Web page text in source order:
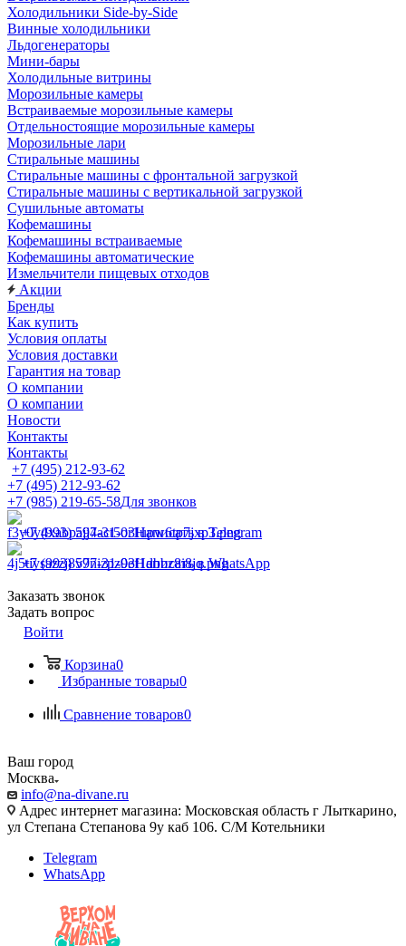
Холодильники Side-by-Side
Винные холодильники
Льдогенераторы
Мини-бары
Холодильные витрины
Морозильные камеры
Встраиваемые морозильные камеры
Отдельностоящие морозильные камеры
Морозильные лари
Стиральные машины
Стиральные машины с фронтальной загрузкой
Стиральные машины с вертикальной загрузкой
Сушильные автоматы
Кофемашины
Кофемашины встраиваемые
Кофемашины автоматические
Измельчители пищевых отходов
Акции
Бренды
Как купить
Условия оплаты
Условия доставки
Гарантия на товар
О компании
О компании
Новости
Контакты
Контакты
+7 (495) 212-93-62
+7 (495) 212-93-62
+7 (985) 219-65-58Для звонков
+7 (993) 597-31-03Написать в Telegram
+7 (993) 597-31-03Написать в WhatsApp
Заказать звонок
Задать вопрос
Войти
Корзина0
Избранные товары0
Сравнение товаров0
Ваш город
Москва
info@na-divane.ru
Адрес интернет магазина: Московская область г Лыткарино,
ул Степана Степанова 9у каб 106. С/М Котельники
Telegram
WhatsApp